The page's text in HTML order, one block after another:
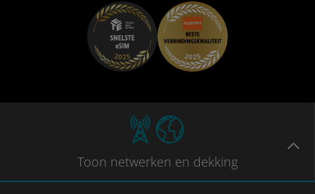
Toon netwerken en dekking